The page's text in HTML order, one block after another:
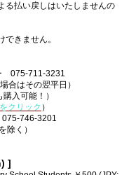
る払い戻しはいたしませんの
きません。
075-711-3231
はその翌平日）
入可能！）
クリック ）
746-3201
く）
]